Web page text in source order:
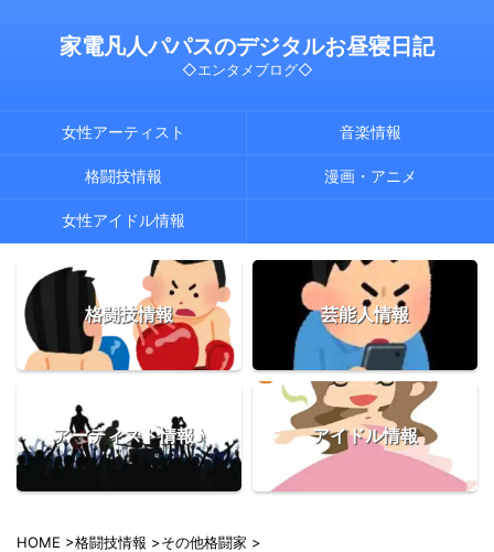
家電凡人パパスのデジタルお昼寝日記
◇エンタメブログ◇
女性アーティスト 音楽情報
格闘技情報 漫画・アニメ
女性アイドル情報
格闘技情報 芸能人情報
アーティスト情報♪ アイドル情報
HOME >格闘技情報 >その他格闘家 >